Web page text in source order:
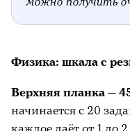
Физика: шкала с
Верхняя планка —
начинается с 20
каждое даёт от 1 до